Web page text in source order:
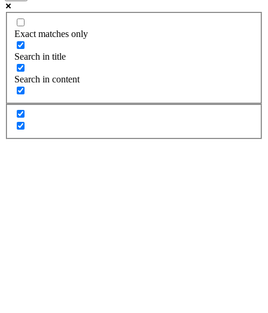
Exact matches only
Search in title
Search in content